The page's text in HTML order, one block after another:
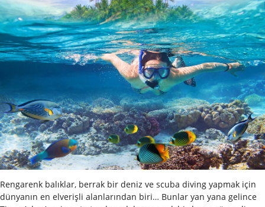
Rengarenk balıklar, berrak bir deniz ve scuba diving yapmak için
dünyanın en elverişli alanlarından biri… Bunlar yan yana gelince